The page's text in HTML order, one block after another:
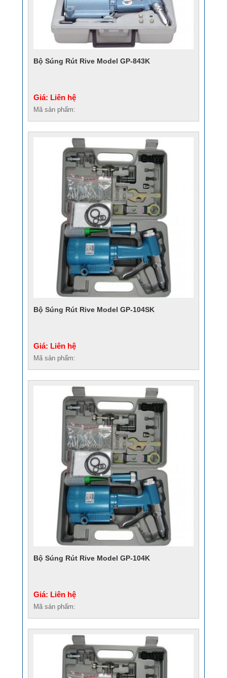
Bộ Súng Rút Rive Model GP-843K
Giá: Liên hệ
Mã sản phẩm:
Bộ Súng Rút Rive Model GP-104SK
Giá: Liên hệ
Mã sản phẩm:
Bộ Súng Rút Rive Model GP-104K
Giá: Liên hệ
Mã sản phẩm: